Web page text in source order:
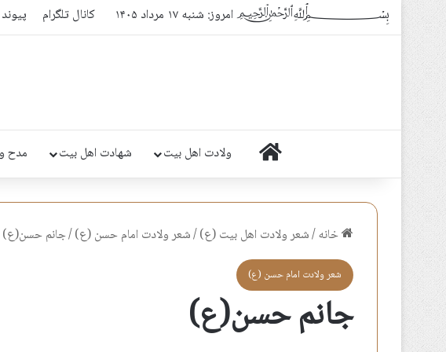
﷽ امروز: شنبه ۱۷ مرداد ۱۴۰۵ کانال تلگرام
خانه ولادت اهل بیت شهادت اهل بیت مدح
خانه/شعر ولادت اهل بيت (ع)/شعر ولادت امام حسن (ع)/جانم حسن(ع)
شعر ولادت امام حسن (ع)
جانم حسن(ع)